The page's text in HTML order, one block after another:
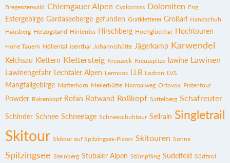
Bregenzerwald Chiemgauer Alpen Cyclocross Dolomiten Eng
Estergebirge Gardaseeberge gefunden Gratkletterei Großarl Handschuh
Hausberg Herzogstand Hinterriss Hirschberg Hochglückkar Hochtouren
Hohe Tauern Höllental isenthal Johannishütte Jägerkamp Karwendel
Kelchsau Klettern Klettersteig Kreuzeck Kreuzspitze lawine Lawinen
Lawinengefahr Lechtaler Alpen Lermoos LLB Lodron LVS
Mangfallgebirge Matterhorn Meilerhütte Normalweg Ortovox Pistentour
Powder Rabenkopf Rofan Rotwand Roßkopf Sattelberg Schafreuter
Schinder Schnee Schneelage Schneeschuhtour Sellrain Singletrail
Skitour Skitour auf Spitzingsee-Pisten Skitouren Sonne
Spitzingsee Steinberg Stubaier Alpen Stümpfling Sudelfeld Südtirol